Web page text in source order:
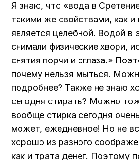
Я знаю, что «вода в
такими же свойствами, как
является целебной. Водой в
снимали физические хвори,
снятия порчи и сглаза.»
почему нельзя мыться.
подробнее? Также не знаю
сегодня стирать? Можно
вообще стирка сегодня
может, ежедневное! Но не
хорошо из разного
как и трата денег. Поэтому